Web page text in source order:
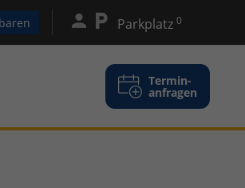
Parkplatz 0
Termin-
anfragen